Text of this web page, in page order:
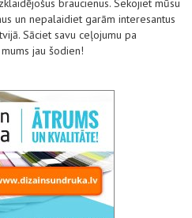
braucienus. Sekojiet mūsu
un nepalaidiet garām interesantus
Sāciet savu ceļojumu pa
jau šodien!